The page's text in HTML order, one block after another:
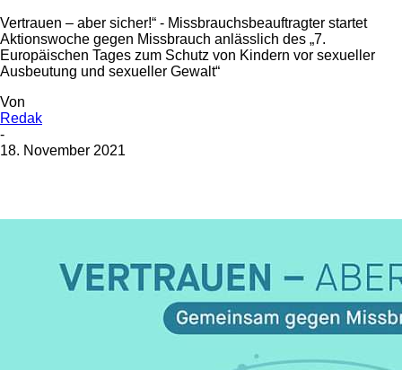
Vertrauen – aber sicher!“ - Missbrauchsbeauftragter startet
Aktionswoche gegen Missbrauch anlässlich des „7.
Europäischen Tages zum Schutz von Kindern vor sexueller
Ausbeutung und sexueller Gewalt“
Von
Redak
-
18. November 2021